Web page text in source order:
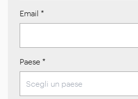
Email *
Paese *